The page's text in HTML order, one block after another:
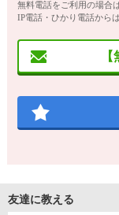
無料電話をご利用の場合
IP電話・ひかり電話から
友達に教える